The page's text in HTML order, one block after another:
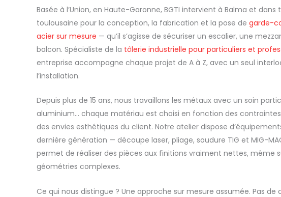
Basée à l’Union, en Haute-Garonne, BGTI intervient à Balma et dans
toulousaine pour la conception, la fabrication et la pose de garde-
acier sur mesure — qu’il s’agisse de sécuriser un escalier, une
balcon. Spécialiste de la tôlerie industrielle pour particuliers et
entreprise accompagne chaque projet de A à Z, avec un seul
l’installation.
Depuis plus de 15 ans, nous travaillons les métaux avec un soin
aluminium… chaque matériau est choisi en fonction des
des envies esthétiques du client. Notre atelier dispose
dernière génération — découpe laser, pliage, soudure TIG et MIG-
permet de réaliser des pièces aux finitions vraiment nettes, même
géométries complexes.
Ce qui nous distingue ? Une approche sur mesure assumée. Pas de